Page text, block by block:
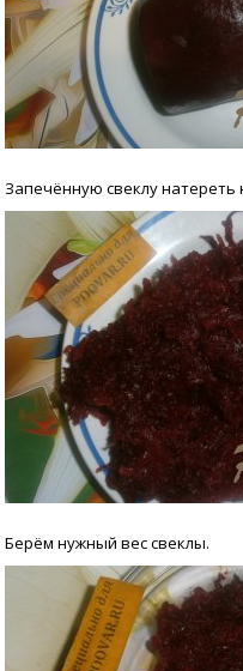
Запечённую свеклу натереть
Берём нужный вес свеклы.